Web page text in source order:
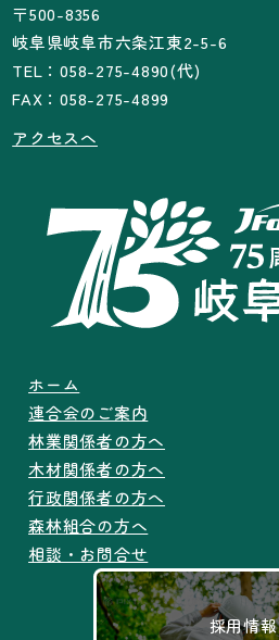
〒500-8356
岐阜県岐阜市六条江東2-5-6
TEL：058-275-4890(代)
FAX：058-275-4899
アクセスへ
ホーム
連合会のご案内
林業関係者の方へ
木材関係者の方へ
行政関係者の方へ
森林組合の方へ
相談・お問合せ
採用情報